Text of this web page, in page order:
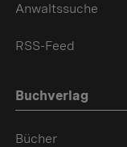
Anwaltssuche
RSS-Feed
Buchverlag
Bücher